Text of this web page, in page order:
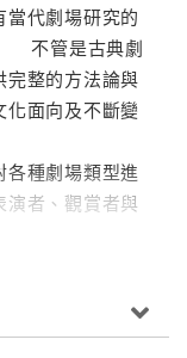
代劇場研究的
不管是古典劇
完整的方法論與
面向及不斷變
種劇場類型進
者、觀賞者與
的多元面向。◎
等方法論的思
目標，滿足劇
含詮釋關鍵主